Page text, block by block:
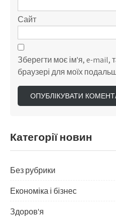
Сайт
Зберегти моє ім'я, e-mail,
браузері для моїх
Категорії новин
Без рубрики
Економіка і бізнес
Здоров'я